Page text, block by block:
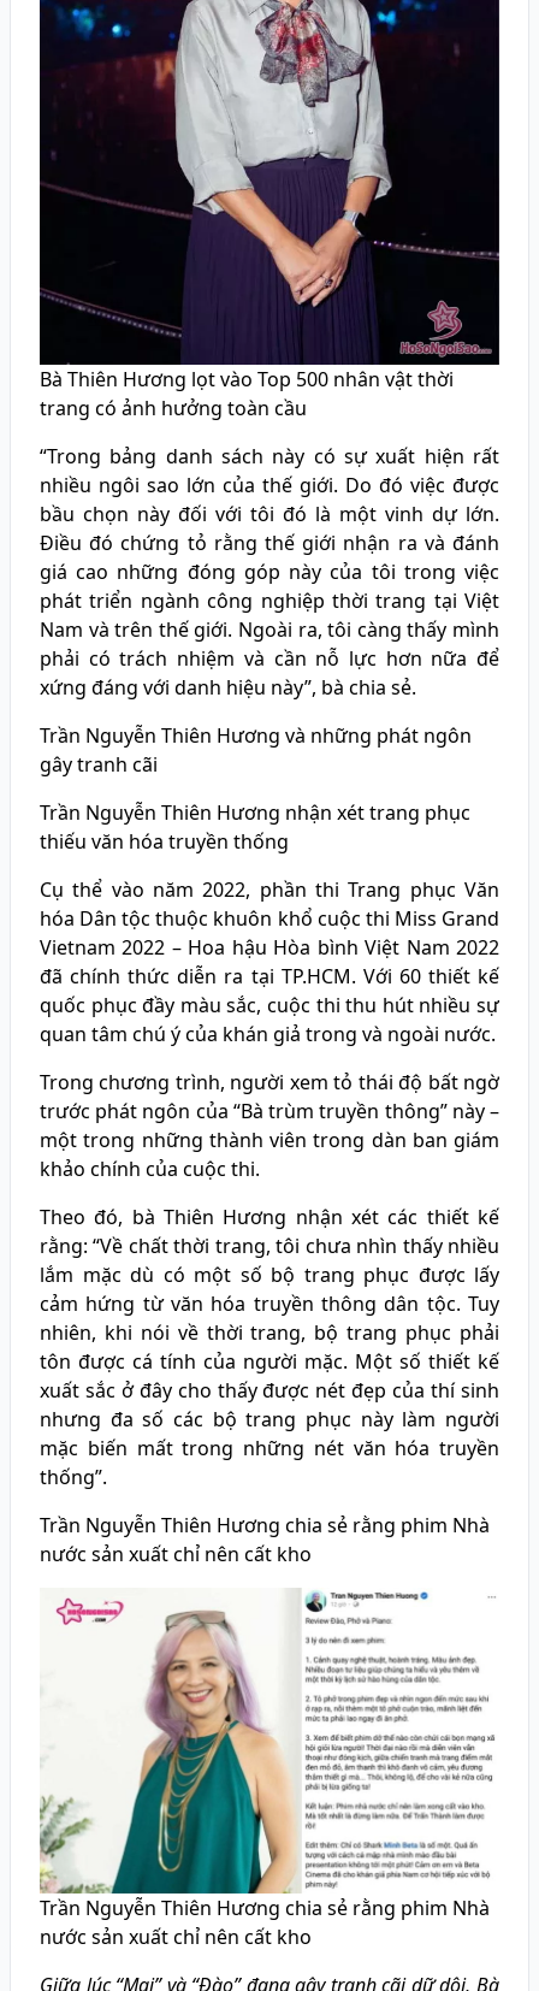
Bà Thiên Hương lọt vào Top 500 nhân vật thời
trang có ảnh hưởng toàn cầu
“Trong bảng danh sách này có sự xuất hiện rất
nhiều ngôi sao lớn của thế giới. Do đó việc được
bầu chọn này đối với tôi đó là một vinh dự lớn.
Điều đó chứng tỏ rằng thế giới nhận ra và đánh
giá cao những đóng góp này của tôi trong việc
phát triển ngành công nghiệp thời trang tại Việt
Nam và trên thế giới. Ngoài ra, tôi càng thấy mình
phải có trách nhiệm và cần nỗ lực hơn nữa để
xứng đáng với danh hiệu này”, bà chia sẻ.
Trần Nguyễn Thiên Hương và những phát ngôn
gây tranh cãi
Trần Nguyễn Thiên Hương nhận xét trang phục
thiếu văn hóa truyền thống
Cụ thể vào năm 2022, phần thi Trang phục Văn
hóa Dân tộc thuộc khuôn khổ cuộc thi Miss Grand
Vietnam 2022 – Hoa hậu Hòa bình Việt Nam 2022
đã chính thức diễn ra tại TP.HCM. Với 60 thiết kế
quốc phục đầy màu sắc, cuộc thi thu hút nhiều sự
quan tâm chú ý của khán giả trong và ngoài nước.
Trong chương trình, người xem tỏ thái độ bất ngờ
trước phát ngôn của “Bà trùm truyền thông” này –
một trong những thành viên trong dàn ban giám
khảo chính của cuộc thi.
Theo đó, bà Thiên Hương nhận xét các thiết kế
rằng: “Về chất thời trang, tôi chưa nhìn thấy nhiều
lắm mặc dù có một số bộ trang phục được lấy
cảm hứng từ văn hóa truyền thông dân tộc. Tuy
nhiên, khi nói về thời trang, bộ trang phục phải
tôn được cá tính của người mặc. Một số thiết kế
xuất sắc ở đây cho thấy được nét đẹp của thí sinh
nhưng đa số các bộ trang phục này làm người
mặc biến mất trong những nét văn hóa truyền
thống”.
Trần Nguyễn Thiên Hương chia sẻ rằng phim Nhà
nước sản xuất chỉ nên cất kho
Trần Nguyễn Thiên Hương chia sẻ rằng phim Nhà
nước sản xuất chỉ nên cất kho
Giữa lúc “Mai” và “Đào” đang gây tranh cãi dữ dội, Bà